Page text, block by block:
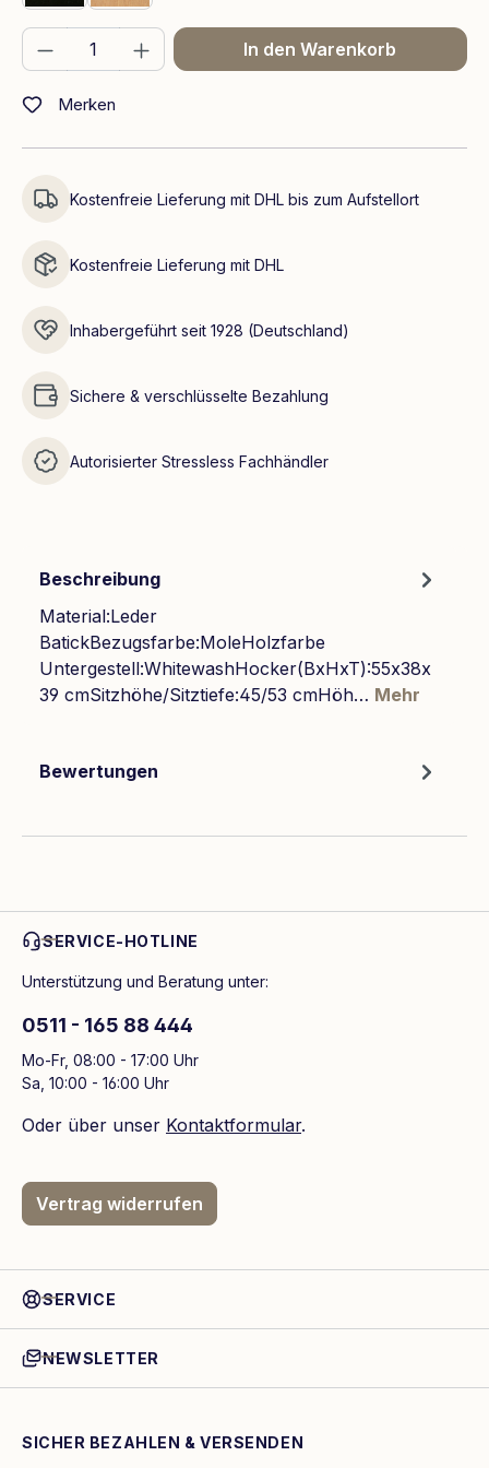
Produkt Anzahl: Gib den gewünschten
In den Warenkorb
Merken
Kostenfreie Lieferung mit DHL bis zum Aufstellort
Kostenfreie Lieferung mit DHL
Inhabergeführt seit 1928 (Deutschland)
Sichere & verschlüsselte Bezahlung
Autorisierter Stressless Fachhändler
Beschreibung
Material:Leder
BatickBezugsfarbe:MoleHolzfarbe
Untergestell:WhitewashHocker(BxHxT):55x38x
39 cmSitzhöhe/Sitztiefe:45/53 cmHöh… Mehr
Bewertungen
SERVICE-HOTLINE
Unterstützung und Beratung unter:
0511 - 165 88 444
Mo-Fr, 08:00 - 17:00 Uhr
Sa, 10:00 - 16:00 Uhr
Oder über unser Kontaktformular.
Vertrag widerrufen
SERVICE
NEWSLETTER
SICHER BEZAHLEN & VERSENDEN